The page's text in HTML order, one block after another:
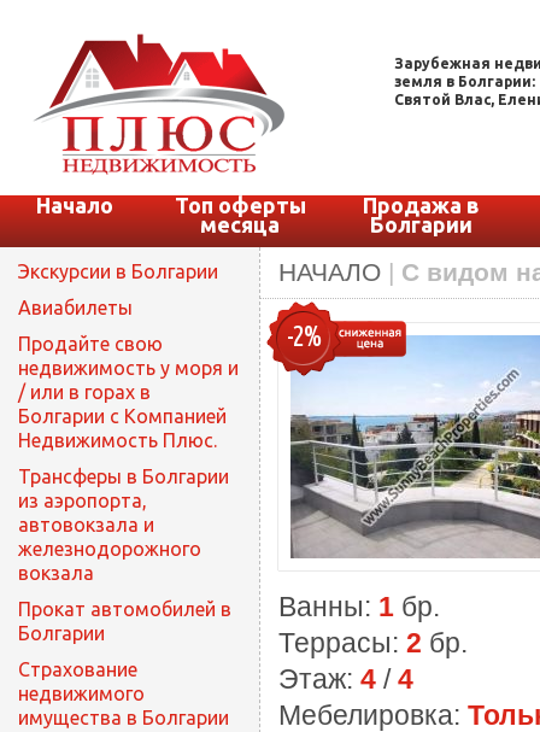
Зарубежная
земля в
Святой Влас,
Начало
Топ оферты
месяца
Продажа в
Болгарии
Экскурсии в Болгарии
Авиабилеты
Продайте свою
недвижимость у моря и
/ или в горах в
Болгарии с Компанией
Недвижимость Плюс.
Трансферы в Болгарии
из аэропорта,
автовокзала и
железнодорожного
вокзала
Прокат автомобилей в
Болгарии
Cтрахование
недвижимого
имущества в Болгарии
НАЧАЛО | С видом
-2%
Ванны: 1 бр.
Террасы: 2 бр.
Этаж: 4 /4
Мебелировка: